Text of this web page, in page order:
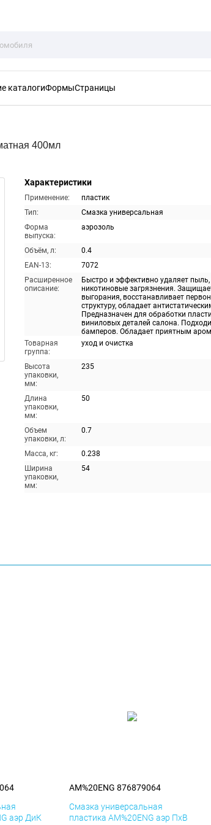
каталогиФормыСтраницы
400мл
Характеристики
Применение:
пластик
Тип:
Смазка универсальная
Форма
выпуска:
аэрозоль
Объём, л:
0.4
EAN-13:
7072
Расширенное
описание:
Быстро и эффективно удаляет
никотиновые загрязнения.
выгорания, восстанавливает
структуру, обладает
Предназначен для обработки
виниловых деталей салона.
бамперов. Обладает приятным
Товарная
группа:
уход и очистка
Высота
упаковки,
мм:
235
Длина
упаковки,
мм:
50
Объем
упаковки, л:
0.7
Масса, кг:
0.238
Ширина
упаковки,
мм:
54
аэр ДиК
AM%20ENG 876879064
Смазка универсальная
пластика AM%20ENG аэр ПхВ